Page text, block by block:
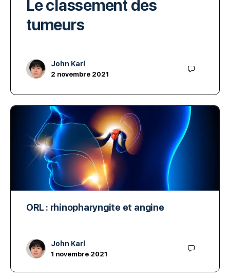
Le classement des
tumeurs
John Karl
2 novembre 2021
ORL : rhinopharyngite et angine
John Karl
1 novembre 2021